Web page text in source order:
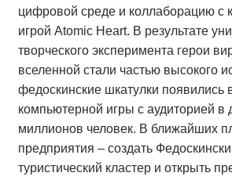
цифровой среде и коллаборацию с
игрой Atomic Heart. В результате
творческого эксперимента герои
вселенной стали частью высокого
федоскинские шкатулки появились
компьютерной игры с аудиторией в
миллионов человек. В ближайших
предприятия – создать
туристический кластер и открыть